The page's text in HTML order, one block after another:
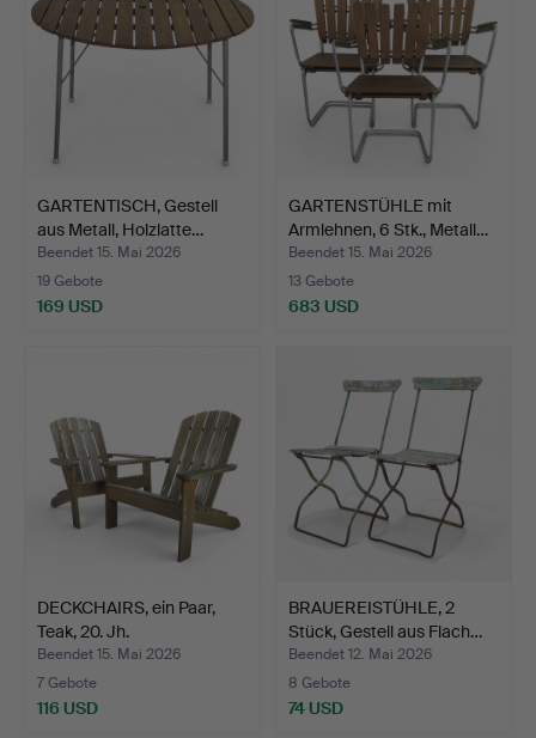
GARTENTISCH, Gestell
aus Metall, Holzlatte…
Beendet 15. Mai 2026
19 Gebote
169 USD
GARTENSTÜHLE mit
Armlehnen, 6 Stk., Metall…
Beendet 15. Mai 2026
13 Gebote
683 USD
DECKCHAIRS, ein Paar,
Teak, 20. Jh.
Beendet 15. Mai 2026
7 Gebote
116 USD
BRAUEREISTÜHLE, 2
Stück, Gestell aus Flach…
Beendet 12. Mai 2026
8 Gebote
74 USD